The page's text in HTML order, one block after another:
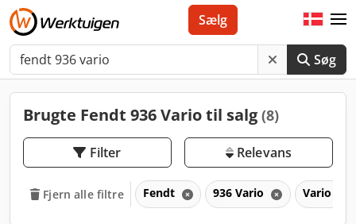
Søg
Sælg
Brugte Fendt 936 Vario til salg (8)
Filter Relevans
Fjern alle filtre Fendt 936 Vario Vario